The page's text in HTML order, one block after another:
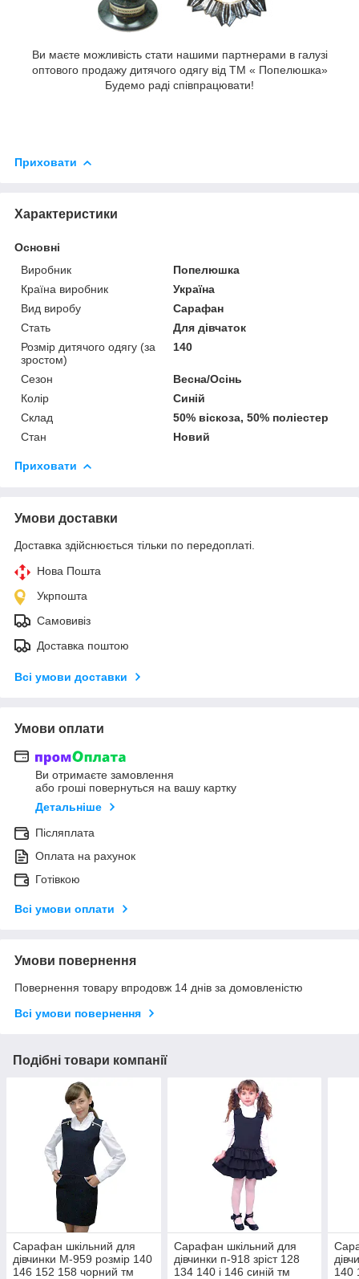
Ви маєте можливість стати нашими партнерами в галузі
оптового продажу дитячого одягу від ТМ « Попелюшка»
Будемо раді співпрацювати!
Приховати
Характеристики
Основні
Виробник
Попелюшка
Країна виробник
Україна
Вид виробу
Сарафан
Стать
Для дівчаток
Розмір дитячого одягу (за
зростом)
140
Сезон
Весна/Осінь
Колір
Синій
Склад
50% віскоза, 50% поліестер
Стан
Новий
Приховати
Умови доставки
Доставка здійснюється тільки по передоплаті.
Нова Пошта
Укрпошта
Самовивіз
Доставка поштою
Всі умови доставки
Умови оплати
Ви отримаєте замовлення
або гроші повернуться на вашу картку
Детальніше
Післяплата
Оплата на рахунок
Готівкою
Всі умови оплати
Умови повернення
Повернення товару впродовж 14 днів за домовленістю
Всі умови повернення
Подібні товари компанії
Сарафан шкільний для
дівчинки М-959 розмір 140
146 152 158 чорний тм
Сарафан шкільний для
дівчинки п-918 зріст 128
134 140 і 146 синій тм
140